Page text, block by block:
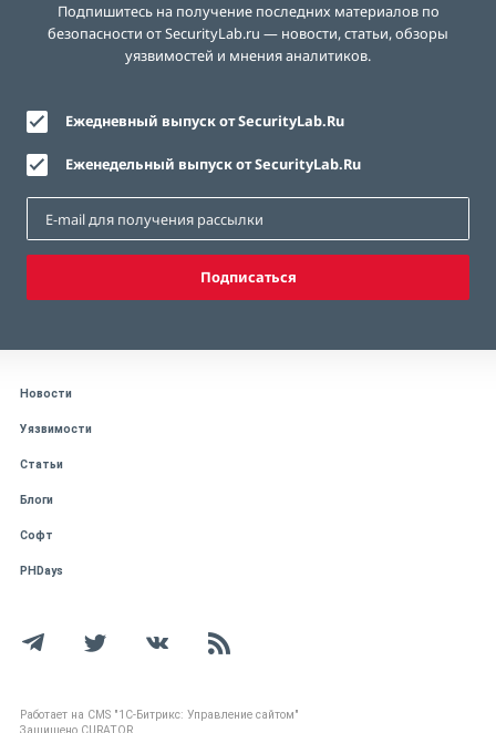
Подпишитесь на получение последних материалов по
безопасности от SecurityLab.ru — новости, статьи, обзоры
уязвимостей и мнения аналитиков.
Ежедневный выпуск от SecurityLab.Ru
Еженедельный выпуск от SecurityLab.Ru
Подписаться
Новости
Уязвимости
Статьи
Блоги
Софт
PHDays
Работает на CMS "1С-Битрикс: Управление сайтом"